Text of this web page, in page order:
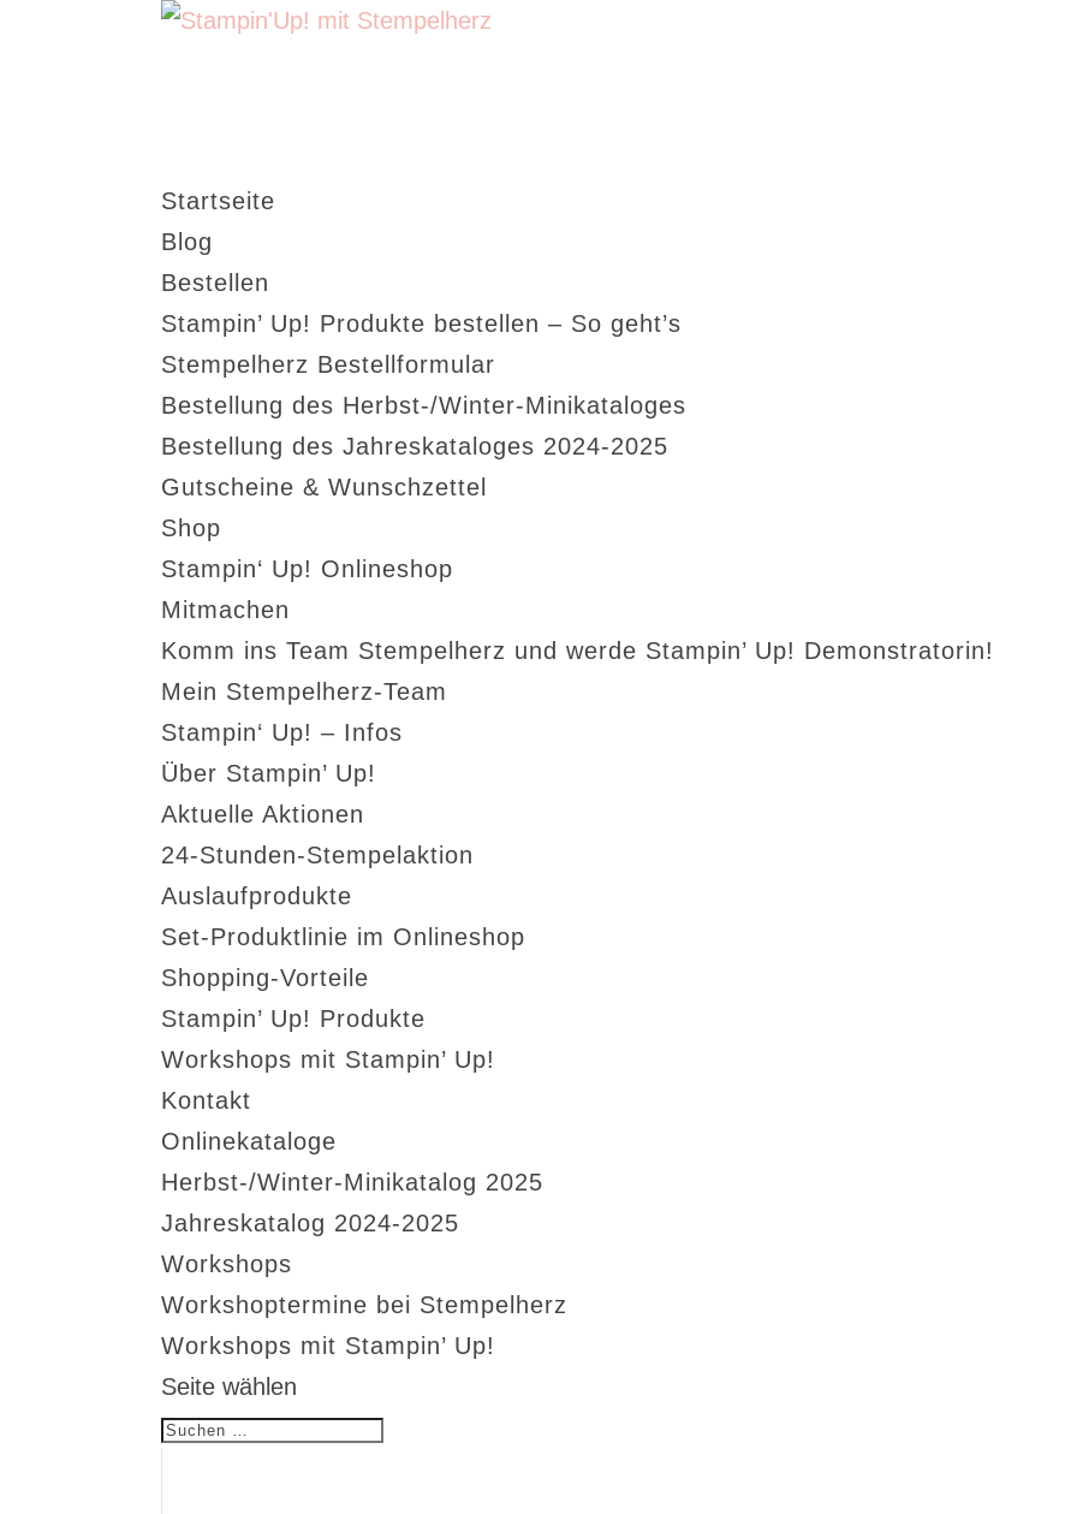
Startseite
Blog
Bestellen
Stampin’ Up! Produkte bestellen – So geht’s
Stempelherz Bestellformular
Bestellung des Herbst-/Winter-Minikataloges
Bestellung des Jahreskataloges 2024-2025
Gutscheine & Wunschzettel
Shop
Stampin‘ Up! Onlineshop
Mitmachen
Komm ins Team Stempelherz und werde Stampin’ Up! Demonstratorin!
Mein Stempelherz-Team
Stampin‘ Up! – Infos
Über Stampin’ Up!
Aktuelle Aktionen
24-Stunden-Stempelaktion
Auslaufprodukte
Set-Produktlinie im Onlineshop
Shopping-Vorteile
Stampin’ Up! Produkte
Workshops mit Stampin’ Up!
Kontakt
Onlinekataloge
Herbst-/Winter-Minikatalog 2025
Jahreskatalog 2024-2025
Workshops
Workshoptermine bei Stempelherz
Workshops mit Stampin’ Up!
Seite wählen